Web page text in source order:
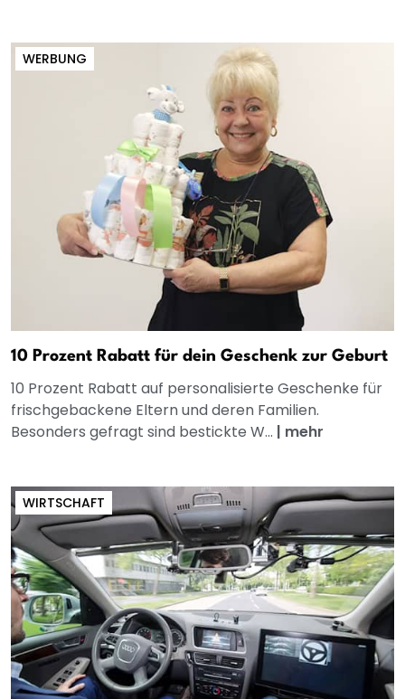
WERBUNG
10 Prozent Rabatt für dein Geschenk zur Geburt
10 Prozent Rabatt auf personalisierte Geschenke für
frischgebackene Eltern und deren Familien.
Besonders gefragt sind bestickte W... | mehr
WIRTSCHAFT